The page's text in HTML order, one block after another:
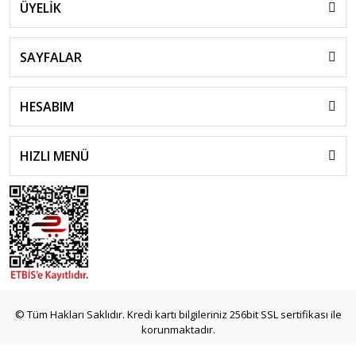
ÜYELİK
SAYFALAR
HESABIM
HIZLI MENÜ
© Tüm Hakları Saklıdır. Kredi kartı bilgileriniz 256bit SSL sertifikası ile
korunmaktadır.